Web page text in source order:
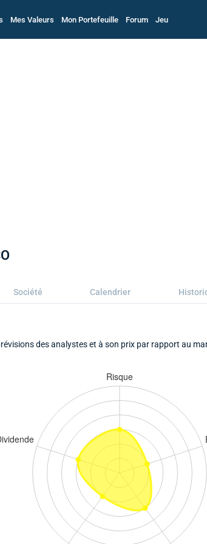
Mes Valeurs Mon Portefeuille Forum Jeu
Société Calendrier
des analystes et à son prix par rapport au